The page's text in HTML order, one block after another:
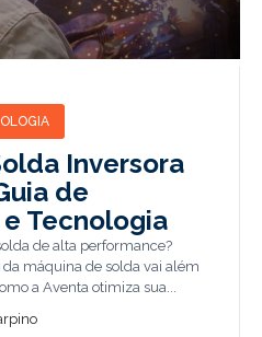
Inversora
de
Tecnologia
de alta performance?
máquina de solda vai além
a Aventa otimiza sua...